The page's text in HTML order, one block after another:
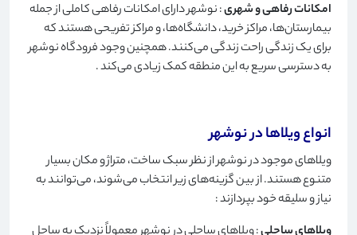
امکانات رفاهی و شهری: نوشهر دارای امکانات رفاهی کاملی از جمله
بیمارستان‌ها، مراکز خرید، دانشگاه‌ها، و مراکز تفریحی هستند که
برای یک زندگی راحت زندگی می‌کنند. همچنین وجود فرودگاه نوشهر
به دسترسی سریع به این منطقه کمک زیادی می‌کند.
انواع ویلاها در نوشهر
ویلاهای موجود در نوشهر از نظر سبک ساخت، متراژ و مکان بسیار
متنوع هستند. از بین گزینه‌های زیر انتخاب می‌شوند، می‌توانند به
نیاز و سلیقه خود بپردازند: